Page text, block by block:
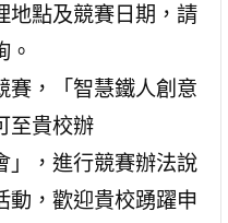
地點及競賽日期，請
。
賽，「智慧鐵人創意
至貴校辦
」，進行競賽辦法說
動，歡迎貴校踴躍申